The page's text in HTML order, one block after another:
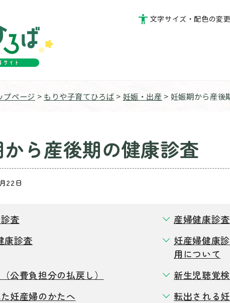
文字サイズ・配色の変更
プページ > もりや子育てひろば > 妊娠・出産 > 妊娠期から産後
ら産後期の健康診査
22日
査
産婦健康診査
康診査
妊産婦健康
用について
公費負担分の払戻し）
新生児聴覚
妊産婦のかたへ
転出される